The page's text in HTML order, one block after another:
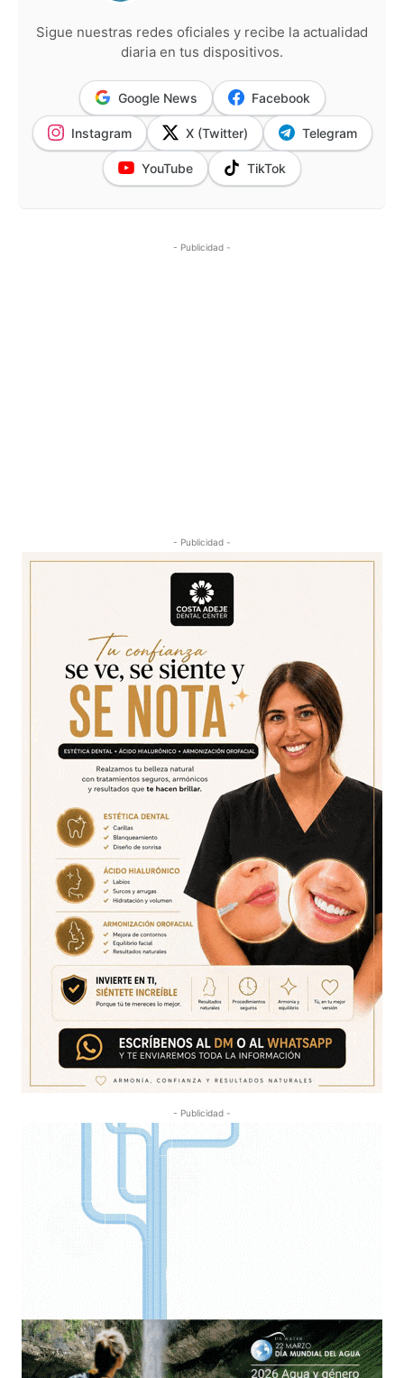
Sigue nuestras redes oficiales y recibe la actualidad
diaria en tus dispositivos.
Google News Facebook
Instagram X (Twitter) Telegram
YouTube TikTok
- Publicidad -
- Publicidad -
- Publicidad -